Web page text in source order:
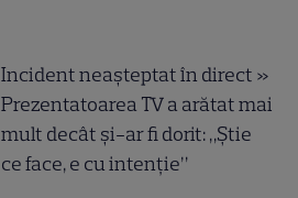
Incident neașteptat în direct »
Prezentatoarea TV a arătat mai
mult decât și-ar fi dorit: „Știe
ce face, e cu intenție”